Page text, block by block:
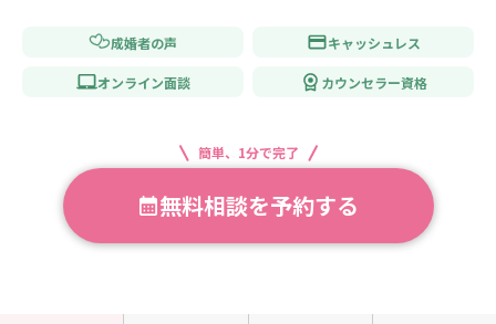
成婚者の声 キャッシュレス
オンライン面談 カウンセラー資格
簡単、1分で完了
無料相談を予約する